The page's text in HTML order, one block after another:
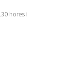
hores i